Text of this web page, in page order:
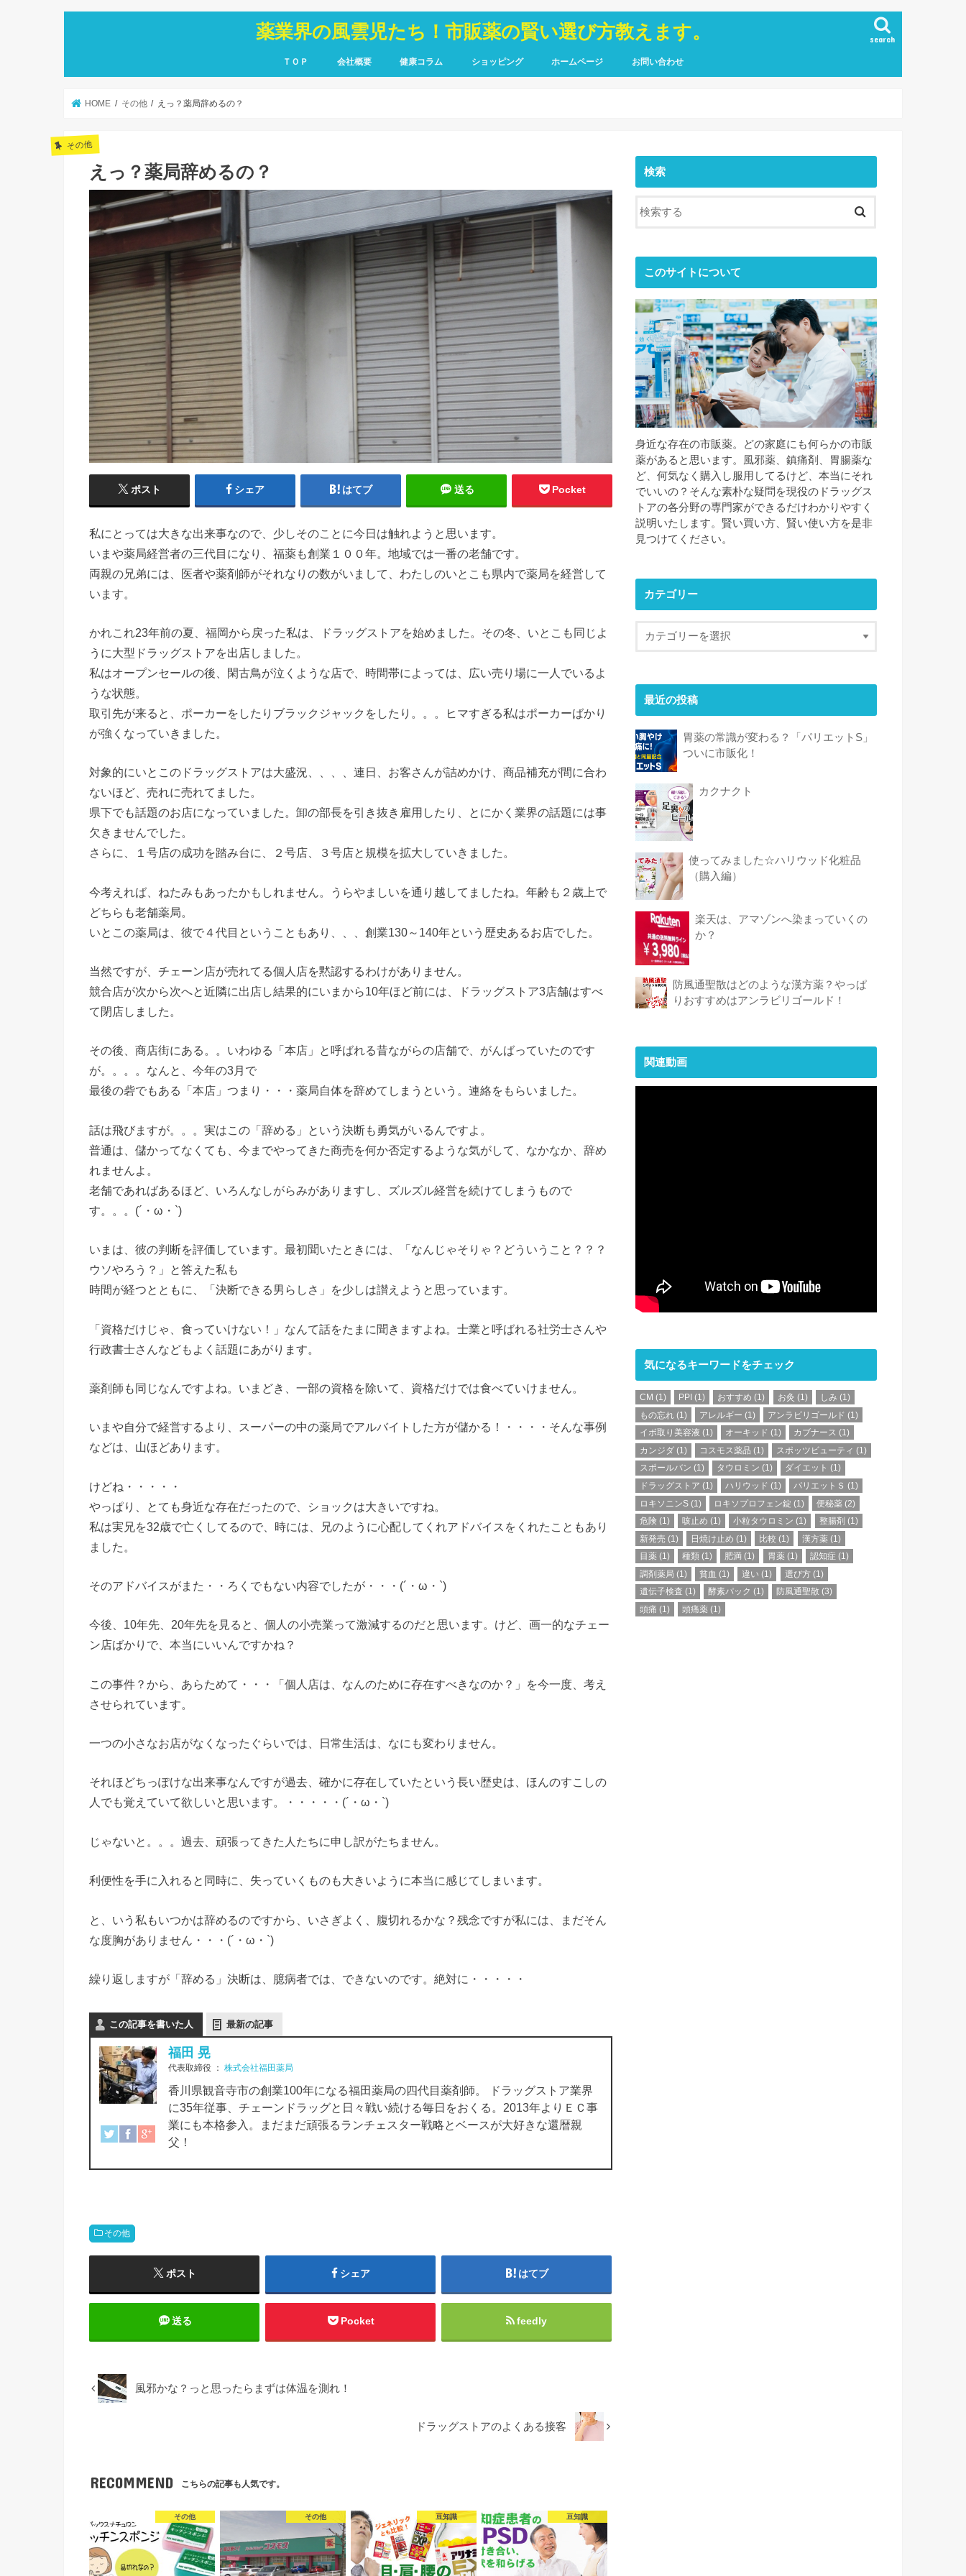
薬業界の風雲児たち！市販薬の賢い選び方教えます。 search
ＴＯＰ 会社概要 健康コラム ショッピング ホームページ お問い合わせ
HOME その他 えっ？薬局辞めるの？
その他
えっ？薬局辞めるの？
ポスト シェア はてブ 送る Pocket
私にとっては大きな出来事なので、少しそのことに今日は触れようと思います。
いまや薬局経営者の三代目になり、福薬も創業１００年。地域では一番の老舗です。
両親の兄弟には、医者や薬剤師がそれなりの数がいまして、わたしのいとこも県内で薬局を経営して
います。
かれこれ23年前の夏、福岡から戻った私は、ドラッグストアを始めました。その冬、いとこも同じよ
うに大型ドラッグストアを出店しました。
私はオープンセールの後、閑古鳥が泣くような店で、時間帯によっては、広い売り場に一人でいるよ
うな状態。
取引先が来ると、ポーカーをしたりブラックジャックをしたり。。。ヒマすぎる私はポーカーばかり
が強くなっていきました。
対象的にいとこのドラッグストアは大盛況、、、、連日、お客さんが詰めかけ、商品補充が間に合わ
ないほど、売れに売れてました。
県下でも話題のお店になっていました。卸の部長を引き抜き雇用したり、とにかく業界の話題には事
欠きませんでした。
さらに、１号店の成功を踏み台に、２号店、３号店と規模を拡大していきました。
今考えれば、ねたみもあったかもしれません。うらやましいを通り越してましたね。年齢も２歳上で
どちらも老舗薬局。
いとこの薬局は、彼で４代目ということもあり、、、創業130～140年という歴史あるお店でした。
当然ですが、チェーン店が売れてる個人店を黙認するわけがありません。
競合店が次から次へと近隣に出店し結果的にいまから10年ほど前には、ドラッグストア3店舗はすべ
て閉店しました。
その後、商店街にある。。いわゆる「本店」と呼ばれる昔ながらの店舗で、がんばっていたのです
が。。。。なんと、今年の3月で
最後の砦でもある「本店」つまり・・・薬局自体を辞めてしまうという。連絡をもらいました。
話は飛びますが。。。実はこの「辞める」という決断も勇気がいるんですよ。
普通は、儲かってなくても、今までやってきた商売を何か否定するような気がして、なかなか、辞め
れませんよ。
老舗であればあるほど、いろんなしがらみがありますし、ズルズル経営を続けてしまうもので
す。。。(´・ω・`)
いまは、彼の判断を評価しています。最初聞いたときには、「なんじゃそりゃ？どういうこと？？？
ウソやろう？」と答えた私も
時間が経つとともに、「決断できる男らしさ」を少しは讃えようと思っています。
「資格だけじゃ、食っていけない！」なんて話をたまに聞きますよね。士業と呼ばれる社労士さんや
行政書士さんなどもよく話題にあがります。
薬剤師も同じなんですよね。いまどき、一部の資格を除いて、資格だけでは食べていけません。
いまや自分で経営するより、スーパーの中の薬局でアルバイトした方が儲かる！・・・・そんな事例
などは、山ほどあります。
けどね・・・・・
やっぱり、とても身近な存在だったので、ショックは大きいですね。
私は実兄を32歳で亡くしてるので、時には、兄のように心配してくれアドバイスをくれたこともあり
ました。
そのアドバイスがまた・・ろくでもない内容でしたが・・・(´・ω・`)
今後、10年先、20年先を見ると、個人の小売業って激減するのだと思います。けど、画一的なチェー
ン店ばかりで、本当にいいんですかね？
この事件？から、あらためて・・・「個人店は、なんのために存在すべきなのか？」を今一度、考え
させられています。
一つの小さなお店がなくなったぐらいでは、日常生活は、なにも変わりません。
それほどちっぽけな出来事なんですが過去、確かに存在していたという長い歴史は、ほんのすこしの
人でも覚えていて欲しいと思います。・・・・・(´・ω・`)
じゃないと。。。過去、頑張ってきた人たちに申し訳がたちません。
利便性を手に入れると同時に、失っていくものも大きいように本当に感じてしまいます。
と、いう私もいつかは辞めるのですから、いさぎよく、腹切れるかな？残念ですが私には、まだそん
な度胸がありません・・・(´・ω・`)
繰り返しますが「辞める」決断は、臆病者では、できないのです。絶対に・・・・・
この記事を書いた人 最新の記事
福田 晃
代表取締役 ： 株式会社福田薬局
香川県観音寺市の創業100年になる福田薬局の四代目薬剤師。 ドラッグストア業界
に35年従事、チェーンドラッグと日々戦い続ける毎日をおくる。2013年よりＥＣ事
業にも本格参入。まだまだ頑張るランチェスター戦略とベースが大好きな還暦親
父！
その他
ポスト シェア はてブ
送る Pocket feedly
風邪かな？っと思ったらまずは体温を測れ！
ドラッグストアのよくある接客
RECOMMEND こちらの記事も人気です。
その他 その他 豆知識 豆知識
検索
このサイトについて
身近な存在の市販薬。どの家庭にも何らかの市販
薬があると思います。風邪薬、鎮痛剤、胃腸薬な
ど、何気なく購入し服用してるけど、本当にそれ
でいいの？そんな素朴な疑問を現役のドラッグス
トアの各分野の専門家ができるだけわかりやすく
説明いたします。賢い買い方、賢い使い方を是非
見つけてください。
カテゴリー
最近の投稿
胃薬の常識が変わる？「パリエットS」
ついに市販化！
カクナクト
使ってみました☆ハリウッド化粧品
（購入編）
楽天は、アマゾンへ染まっていくの
か？
防風通聖散はどのような漢方薬？やっぱ
りおすすめはアンラビリゴールド！
関連動画
気になるキーワードをチェック
CM (1) PPI (1) おすすめ (1) お灸 (1) しみ (1)
もの忘れ (1) アレルギー (1) アンラビリゴールド (1)
イボ取り美容液 (1) オーキッド (1) カブナース (1)
カンジダ (1) コスモス薬品 (1) スポッツビューティ (1)
スポールバン (1) タウロミン (1) ダイエット (1)
ドラッグストア (1) ハリウッド (1) パリエットＳ (1)
ロキソニンS (1) ロキソプロフェン錠 (1) 便秘薬 (2)
危険 (1) 咳止め (1) 小粒タウロミン (1) 整腸剤 (1)
新発売 (1) 日焼け止め (1) 比較 (1) 漢方薬(1)
目薬 (1) 種類 (1) 肥満 (1) 胃薬(1) 認知症 (1)
調剤薬局 (1) 貧血 (1) 違い (1) 選び方(1)
遺伝子検査 (1) 酵素パック (1) 防風通聖散 (3)
頭痛 (1) 頭痛薬 (1)